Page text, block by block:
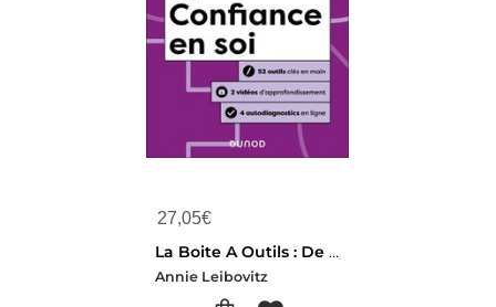
27,05€
La Boite A Outils : De La Confiance En Soi (2e Edition)
Annie Leibovitz